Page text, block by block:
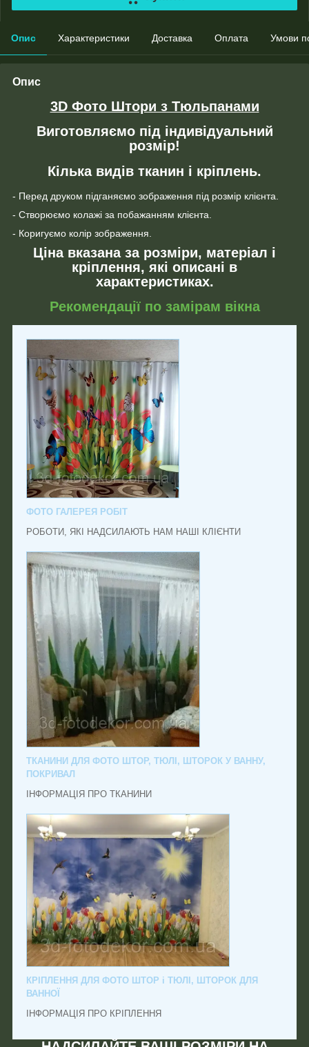
Опис Характеристики Доставка Оплата Умови
Опис
3D Фото Штори з Тюльпанами
Виготовляємо під індивідуальний
розмір!
Кілька видів тканин і кріплень.
- Перед друком підганяємо зображення під розмір клієнта.
- Створюємо колажі за побажанням клієнта.
- Коригуємо колір зображення.
Ціна вказана за розміри, матеріал і
кріплення, які описані в
характеристиках.
Рекомендації по замірам вікна
ФОТО ГАЛЕРЕЯ РОБІТ
РОБОТИ, ЯКІ НАДСИЛАЮТЬ НАМ НАШІ КЛІЄНТИ
ТКАНИНИ ДЛЯ ФОТО ШТОР, ТЮЛІ, ШТОРОК У ВАННУ,
ПОКРИВАЛ
ІНФОРМАЦІЯ ПРО ТКАНИНИ
КРІПЛЕННЯ ДЛЯ ФОТО ШТОР і ТЮЛІ, ШТОРОК ДЛЯ
ВАННОЇ
ІНФОРМАЦІЯ ПРО КРІПЛЕННЯ